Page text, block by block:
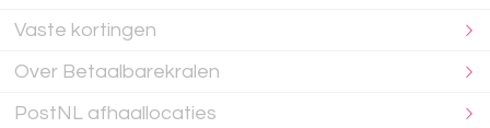
Vaste kortingen
Over Betaalbarekralen
PostNL afhaallocaties